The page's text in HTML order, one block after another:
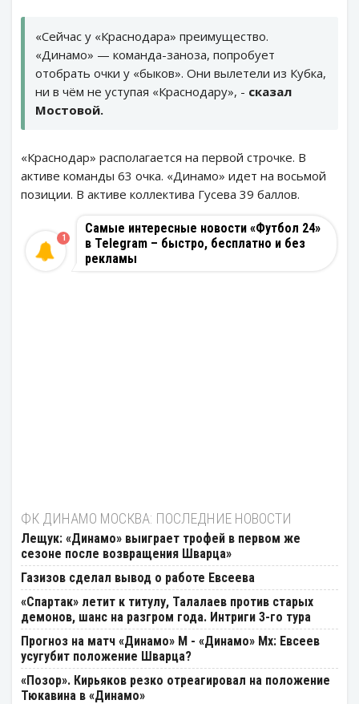
«Сейчас у «Краснодара» преимущество.
«Динамо» — команда-заноза, попробует
отобрать очки у «быков». Они вылетели из Кубка,
ни в чём не уступая «Краснодару», - сказал
Мостовой.
«Краснодар» располагается на первой строчке. В
активе команды 63 очка. «Динамо» идет на восьмой
позиции. В активе коллектива Гусева 39 баллов.
Самые интересные новости «Футбол 24»
в Telegram – быстро, бесплатно и без
рекламы
1
ФК ДИНАМО МОСКВА: ПОСЛЕДНИЕ НОВОСТИ
Лещук: «Динамо» выиграет трофей в первом же
сезоне после возвращения Шварца»
Газизов сделал вывод о работе Евсеева
«Спартак» летит к титулу, Талалаев против старых
демонов, шанс на разгром года. Интриги 3-го тура
Прогноз на матч «Динамо» М - «Динамо» Мх: Евсеев
усугубит положение Шварца?
«Позор». Кирьяков резко отреагировал на положение
Тюкавина в «Динамо»